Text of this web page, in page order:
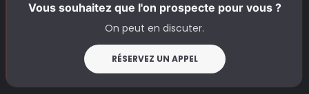
Vous souhaitez que l'on prospecte pour vous ?
On peut en discuter.
RÉSERVEZ UN APPEL